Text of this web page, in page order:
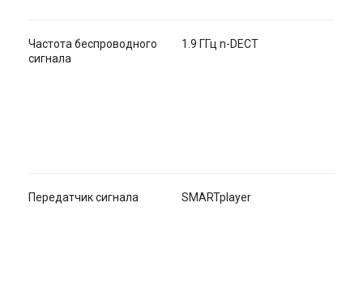
Частота беспроводного
сигнала
1.9 ГГц n-DECT
Передатчик сигнала SMARTplayer